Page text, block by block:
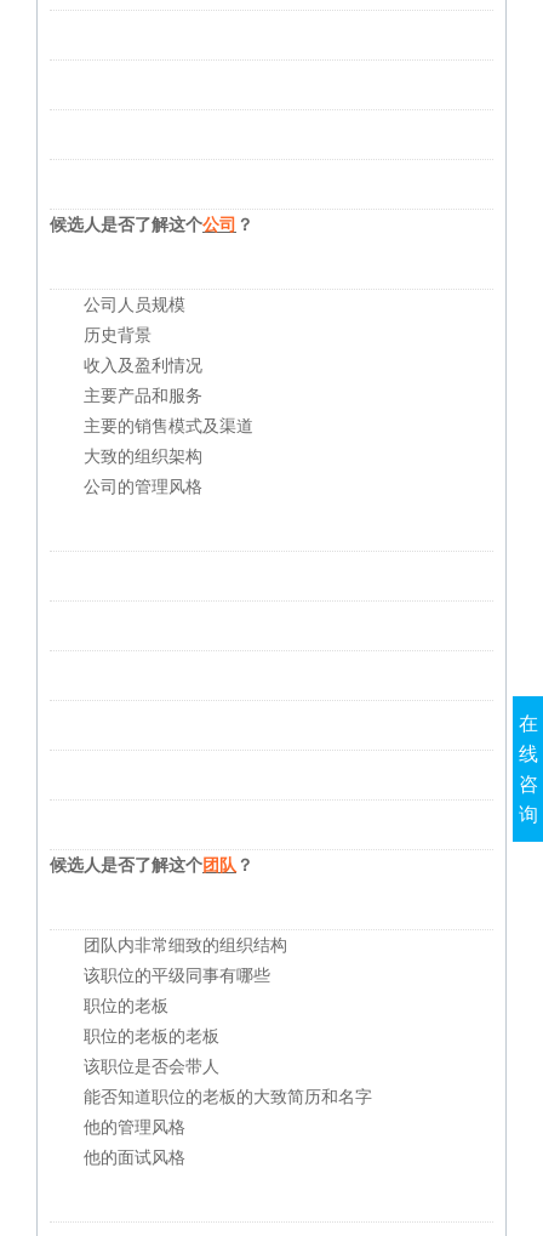
候选人是否了解这个公司 ？
公司人员规模
历史背景
收入及盈利情况
主要产品和服务
主要的销售模式及渠道
大致的组织架构
公司的管理风格
候选人是否了解这个团队 ？
团队内非常细致的组织结构
该职位的平级同事有哪些
职位的老板
职位的老板的老板
该职位是否会带人
能否知道职位的老板的大致简历和名字
他的管理风格
他的面试风格
在
线
咨
询